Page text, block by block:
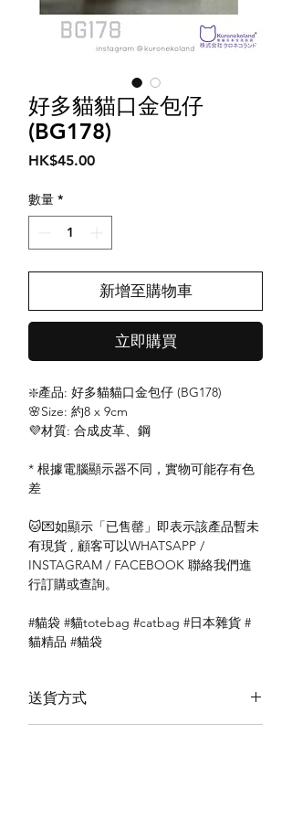
好多貓貓口金包仔
(BG178)
HK$45.00價
數量 *
新增至購物車
立即購買
❇️產品: 好多貓貓口金包仔 (BG178)
🌸Size: 約8 x 9cm
💜材質: 合成皮革、鋼
* 根據電腦顯示器不同，實物可能存有色
差
🐱💌如顯示「已售罄」即表示該產品暫未
有現貨 , 顧客可以WHATSAPP /
INSTAGRAM / FACEBOOK 聯絡我們進
行訂購或查詢。
#貓袋 #貓totebag #catbag #日本雜貨 #
貓精品 #貓袋
送貨方式